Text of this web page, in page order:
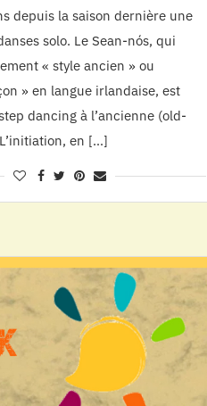
depuis la saison dernière une
solo. Le Sean-nós, qui
« style ancien » ou
» en langue irlandaise, est
dancing à l’ancienne (old-
en […]